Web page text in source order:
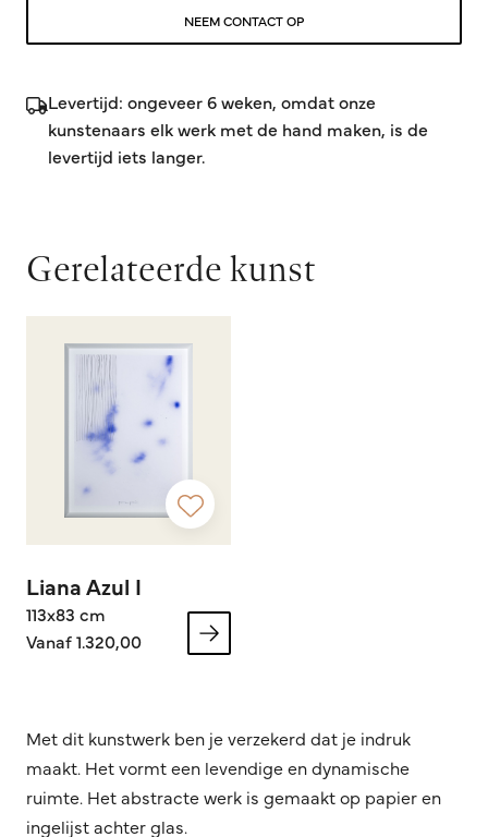
NEEM CONTACT OP
Levertijd: ongeveer 6 weken, omdat onze
kunstenaars elk werk met de hand maken, is de
levertijd iets langer.
Gerelateerde kunst
Liana Azul I
113x83 cm
Vanaf 1.320,00
Met dit kunstwerk ben je verzekerd dat je indruk
maakt. Het vormt een levendige en dynamische
ruimte. Het abstracte werk is gemaakt op papier en
ingelijst achter glas.